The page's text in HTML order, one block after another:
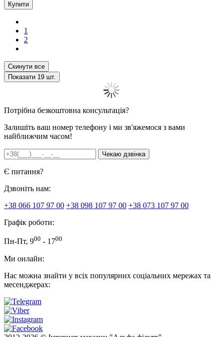
Купити
1
2
Скинути все
Показати 19 шт.
Потрібна безкоштовна консультація?
Залишіть ваш номер телефону і ми зв'яжемося з вами
найближчим часом!
Є питання?
Дзвоніть нам:
+38 066 107 97 00 +38 098 107 97 00 +38 073 107 97 00
Графік роботи:
Пн-Пт, 900 - 1700
Ми онлайн:
Нас можна знайти у всіх популярних соціальних мережах та
месенджерах: